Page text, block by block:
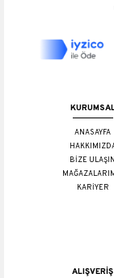
ANASAYFA
BİZE ULAŞIN
KARİYER
ALIŞVERİŞ